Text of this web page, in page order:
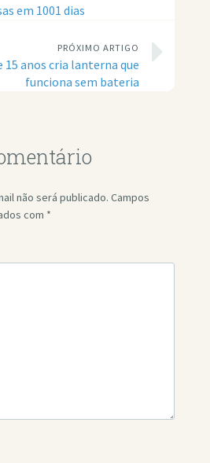
em 1001 dias
PRÓXIMO ARTIGO
15 anos cria lanterna que
funciona sem bateria
não será publicado. Campos
com *